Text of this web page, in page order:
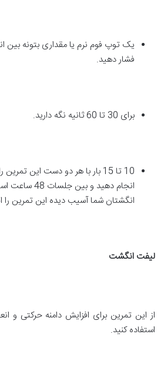
یک توپ فوم نرم یا مقداری بتونه بین
فشار دهید.
برای 30 تا 60 ثانیه نگه دارید.
10 تا 15 بار با هر دو دست این
انجام دهید و
انگشتان شما آسیب دیده این تمرین را
لیفت انگشت
از این تمرین برای افزایش دامنه حرکتی و
استفاده کنید.